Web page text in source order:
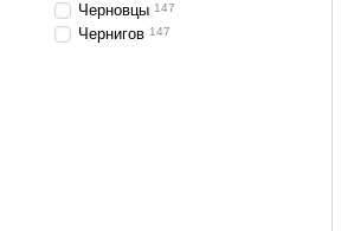
Черновцы 147
Чернигов 147